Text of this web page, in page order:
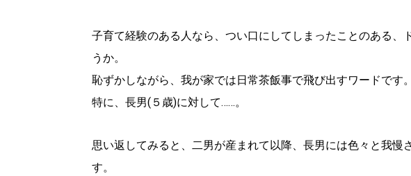
子育て経験のある人なら、つい口にしてしまったことのある、
うか。
恥ずかしながら、我が家では日常茶飯事で飛び出すワードです。
特に、長男(５歳)に対して……。
思い返してみると、二男が産まれて以降、長男には色々と我慢
す。